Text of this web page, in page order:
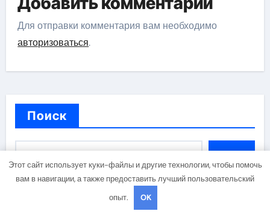
Для отправки комментария вам необходимо
авторизоваться.
Поиск
Этот сайт использует куки-файлы и другие технологии, чтобы помочь
вам в навигации, а также предоставить лучший пользовательский
опыт.
OK